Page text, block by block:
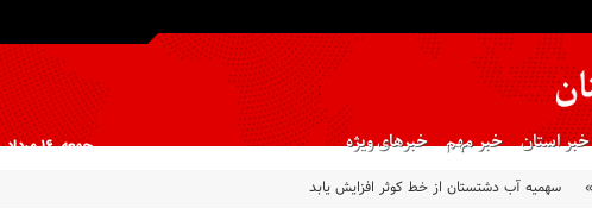
خبر استان خبر مهم خبرهای ویژه جمعه, ۱۶ مرداد , ۱۴۰۵
سهمیه آب دشتستان از خط کوثر افزایش یابد